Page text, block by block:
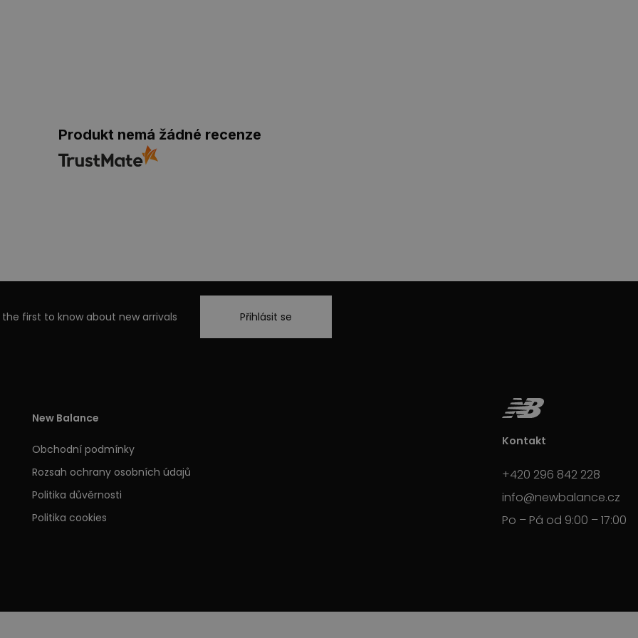
Produkt nemá žádné recenze
the first to know about new arrivals Přihlásit se
New Balance
Obchodní podmínky
Rozsah ochrany osobních údajů
Politika důvěrnosti
Politika cookies
Kontakt
+420 296 842 228
info@newbalance.cz
Po – Pá od 9:00 – 17:00